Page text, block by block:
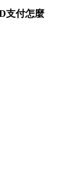
支付怎麼